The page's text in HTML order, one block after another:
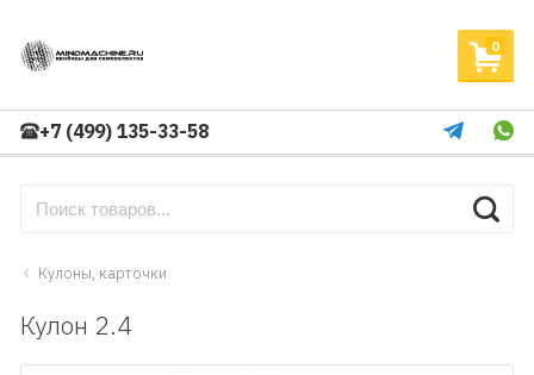
0
+7 (499) 135-33-58
Кулоны, карточки
Кулон 2.4